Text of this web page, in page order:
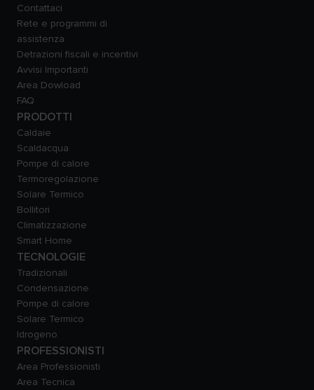
Contattaci
Rete e programmi di
assistenza
Detrazioni fiscali e incentivi
Avvisi Importanti
Area Dowload
FAQ
PRODOTTI
Caldaie
Scaldacqua
Pompe di calore
Termoregolazione
Solare Termico
Bollitori
Climatizzazione
Smart Home
TECNOLOGIE
Tradizionali
Condensazione
Pompe di calore
Solare Termico
Idrogeno
PROFESSIONISTI
Area Professionisti
Area Tecnica